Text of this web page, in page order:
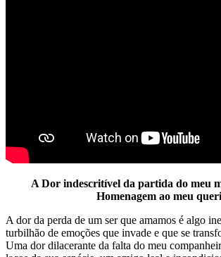
A Dor indescritível da partida do meu
Homenagem ao meu
A dor da perda de um ser que amamos é algo
turbilhão de emoções que invade e que se
Uma dor dilacerante da falta do meu